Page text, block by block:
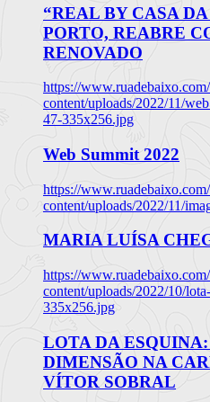
“REAL BY CASA
PORTO, REABRE
RENOVADO
https://
content/uploads/2022/11/
47-335x256.jpg
Web Summit 2022
https://
content/uploads/2022/11/
MARIA LUÍSA
https://
content/uploads/2022/10/
335x256.jpg
LOTA DA
DIMENSÃO NA
VÍTOR SOBRAL